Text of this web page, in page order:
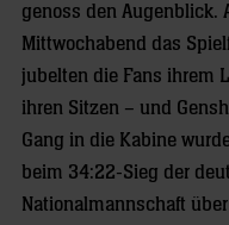
genoss den Augenblick.
Mittwochabend das
jubelten die Fans ihrem
ihren Sitzen – und
Gang in die Kabine
beim 34:22-Sieg der
Nationalmannschaft